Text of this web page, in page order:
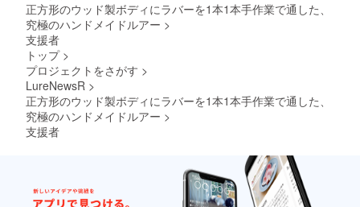
正方形のウッド製ボディにラバーを1本1本手作業で通した、
究極のハンドメイドルアー >
支援者
トップ >
プロジェクトをさがす >
LureNewsR >
正方形のウッド製ボディにラバーを1本1本手作業で通した、
究極のハンドメイドルアー >
支援者